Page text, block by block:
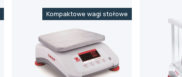
Kompaktowe wagi stołowe